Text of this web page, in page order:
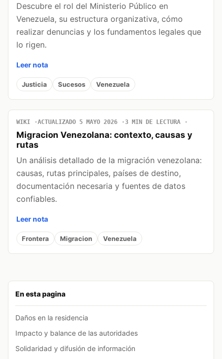
En esta pagina
Daños en la residencia
Impacto y balance de las autoridades
Solidaridad y difusión de información
Descubre el rol del Ministerio Público en
Venezuela, su estructura organizativa, cómo
realizar denuncias y los fundamentos legales que
lo rigen.
Leer nota
Justicia Sucesos Venezuela
WIKI ACTUALIZADO 5 MAYO 2026 3 MIN DE LECTURA
Migracion Venezolana: contexto, causas y
rutas
Un análisis detallado de la migración venezolana:
causas, rutas principales, países de destino,
documentación necesaria y fuentes de datos
confiables.
Leer nota
Frontera Migracion Venezuela